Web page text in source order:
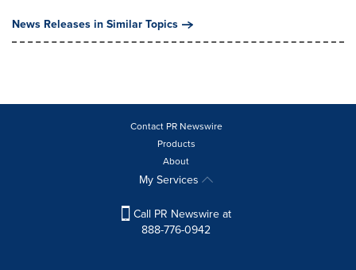
News Releases in Similar Topics
Contact PR Newswire
Products
About
My Services
Call PR Newswire at
888-776-0942